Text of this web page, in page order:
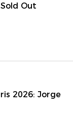
Out
2026: Jorge